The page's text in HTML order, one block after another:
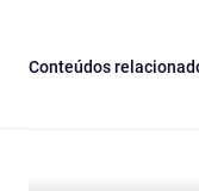
Conteúdos